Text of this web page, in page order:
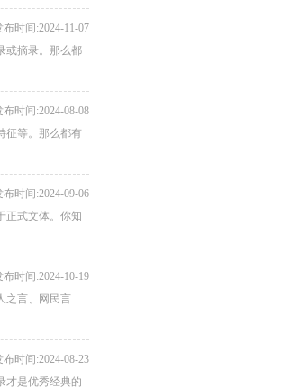
布时间:2024-11-07
或摘录。那么都
布时间:2024-08-08
征等。那么都有
布时间:2024-09-06
正式文体。你知
布时间:2024-10-19
之言、网民言
布时间:2024-08-23
才是优秀经典的